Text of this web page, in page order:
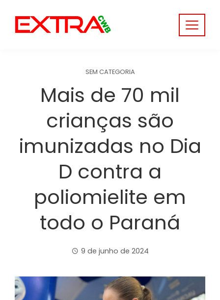
content
SEM CATEGORIA
Mais de 70 mil
crianças são
imunizadas no Dia
D contra a
poliomielite em
todo o Paraná
9 de junho de 2024